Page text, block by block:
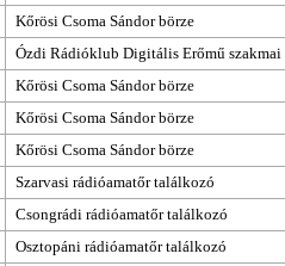
Kőrösi Csoma Sándor börze
Ózdi Rádióklub Digitális Erőmű szakmai
Kőrösi Csoma Sándor börze
Kőrösi Csoma Sándor börze
Kőrösi Csoma Sándor börze
Szarvasi rádióamatőr találkozó
Csongrádi rádióamatőr találkozó
Osztopáni rádióamatőr találkozó